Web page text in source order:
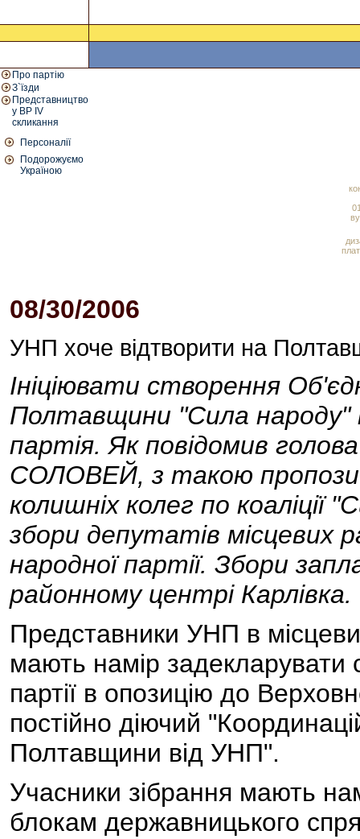
Про партію
З`їзди
Представництво
у ВР IV
скликання
Персоналії
Подорожуємо
Україною
08/30/2006
УНП хоче відтворити на
Ініціювати створення
Полтавщини "Сила народу"
партія. Як повідомив
СОЛОВЕЙ, з такою
колишніх колег по коаліції
збори депутатів місцевих
народної партії. Збори
районному центрі Карлівка.
Представники УНП в
мають намір
партії в опозицію до
постійно діючий
Полтавщини від УНП".
Учасники зібрання мають
блокам державницького